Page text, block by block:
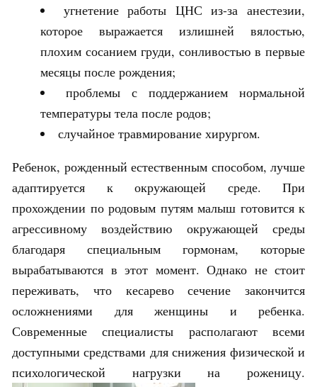
угнетение работы ЦНС из-за анестезии,
которое выражается излишней вялостью,
плохим сосанием груди, сонливостью в первые
месяцы после рождения;
проблемы с поддержанием нормальной
температуры тела после родов;
случайное травмирование хирургом.
Ребенок, рожденный естественным способом, лучше
адаптируется к окружающей среде. При
прохождении по родовым путям малыш готовится к
агрессивному воздействию окружающей среды
благодаря специальным гормонам, которые
вырабатываются в этот момент. Однако не стоит
переживать, что кесарево сечение закончится
осложнениями для женщины и ребенка.
Современные специалисты располагают всеми
доступными средствами для снижения физической и
психологической нагрузки на роженицу.